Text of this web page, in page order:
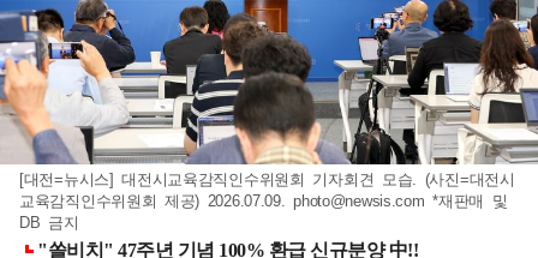
[대전=뉴시스] 대전시교육감직인수위원회 기자회견 모습. (사진=대전시
교육감직인수위원회 제공) 2026.07.09.photo@newsis.com *재판매 및
DB 금지